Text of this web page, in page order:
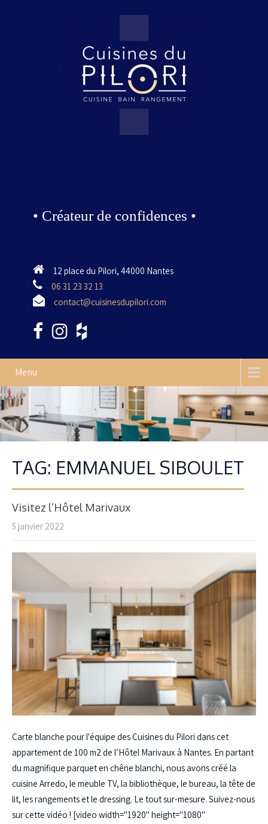
• Créateur de confidences •
12 place du Pilori, 44000 Nantes
06 31 23 32 13
contact@cuisinesdupilori.com
••••• •••••
Menu
TAG: EMMANUEL SIBOULET
Visitez l’Hôtel Marivaux
5 janvier 2022
Carte blanche pour l'équipe des Cuisines du Pilori dans cet
appartement de 100 m2 de l’Hôtel Marivaux à Nantes. En partant
du magnifique parquet en chêne blanchi, nous avons créé la
cuisine Arredo, le meuble TV, la bibliothèque, le bureau, la tête de
lit, les rangements et le dressing. Le tout sur-mesure. Suivez-nous
sur cette vidéo ! [video width="1920" height="1080"